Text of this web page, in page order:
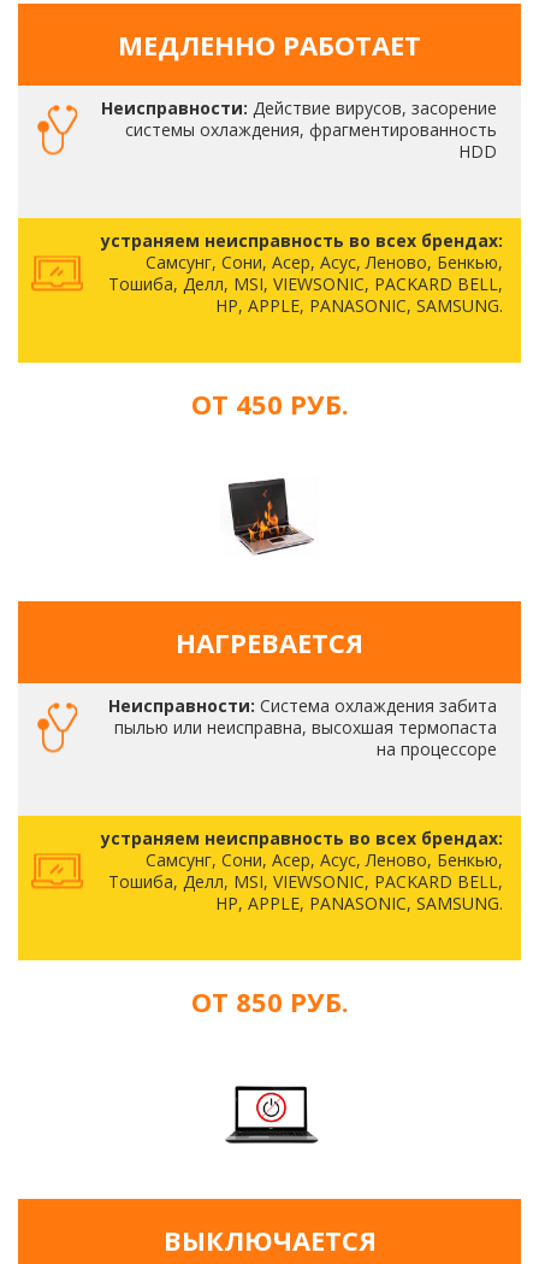
МЕДЛЕННО РАБОТАЕТ
Неисправности: Действие вирусов, засорение
системы охлаждения, фрагментированность
HDD
устраняем неисправность во всех брендах:
Самсунг, Сони, Асер, Асус, Леново, Бенкью,
Тошиба, Делл, MSI, VIEWSONIC, PACKARD BELL,
HP, APPLE, PANASONIC, SAMSUNG.
ОТ 450 РУБ.
НАГРЕВАЕТСЯ
Неисправности: Система охлаждения забита
пылью или неисправна, высохшая термопаста
на процессоре
устраняем неисправность во всех брендах:
Самсунг, Сони, Асер, Асус, Леново, Бенкью,
Тошиба, Делл, MSI, VIEWSONIC, PACKARD BELL,
HP, APPLE, PANASONIC, SAMSUNG.
ОТ 850 РУБ.
ВЫКЛЮЧАЕТСЯ